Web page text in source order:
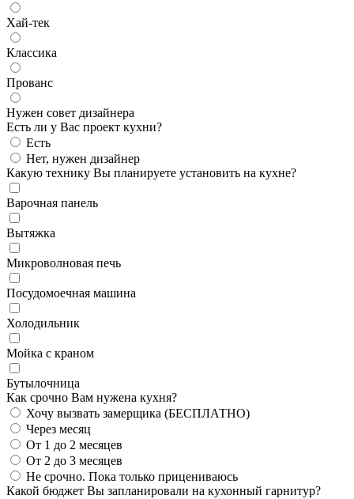
Хай-тек
Классика
Прованс
Нужен совет дизайнера
Есть ли у Вас проект кухни?
Есть
Нет, нужен дизайнер
Какую технику Вы планируете установить на кухне?
Варочная панель
Вытяжка
Микроволновая печь
Посудомоечная машина
Холодильник
Мойка с краном
Бутылочница
Как срочно Вам нужена кухня?
Хочу вызвать замерщика (БЕСПЛАТНО)
Через месяц
От 1 до 2 месяцев
От 2 до 3 месяцев
Не срочно. Пока только прицениваюсь
Какой бюджет Вы запланировали на кухонный гарнитур?